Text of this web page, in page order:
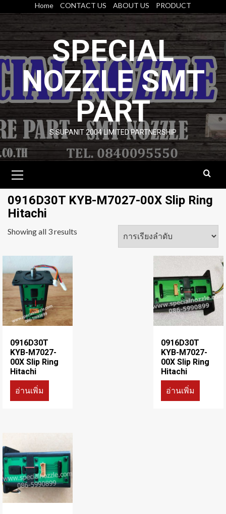
content
Home CONTACT US ABOUT US PRODUCT
SPECIAL
NOZZLE SMT
PART
S.SUPANIT 2004 LIMITED PARTNERSHIP
Menu
0916D30T KYB-M7027-00X Slip Ring
Hitachi
Showing all 3 results
0916D30T
KYB-M7027-
00X Slip Ring
Hitachi
อ่านเพิ่ม
0916D30T
KYB-M7027-
00X Slip Ring
Hitachi
อ่านเพิ่ม